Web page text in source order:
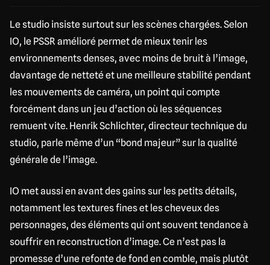
Le studio insiste surtout sur les scènes chargées. Selon
IO, le PSSR amélioré permet de mieux tenir les
environnements denses, avec moins de bruit à l’image,
davantage de netteté et une meilleure stabilité pendant
les mouvements de caméra, un point qui compte
forcément dans un jeu d’action où les séquences
remuent vite. Henrik Schlichter, directeur technique du
studio, parle même d’un “bond majeur” sur la qualité
générale de l’image.
IO met aussi en avant des gains sur les petits détails,
notamment les textures fines et les cheveux des
personnages, des éléments qui ont souvent tendance à
souffrir en reconstruction d’image. Ce n’est pas la
promesse d’une refonte de fond en comble, mais plutôt